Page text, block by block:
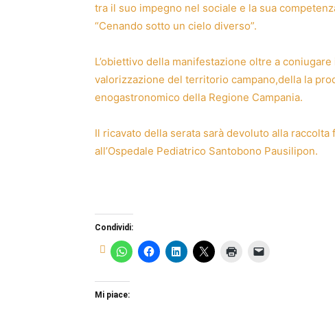
tra il suo impegno nel sociale e la sua
“Cenando sotto un cielo diverso”.
L’obiettivo della manifestazione oltre a
valorizzazione del territorio campano,della la
enogastronomico della Regione Campania.
Il ricavato della serata sarà devoluto alla
all’Ospedale Pediatrico Santobono Pausilipon.
Condividi:
Mi piace: